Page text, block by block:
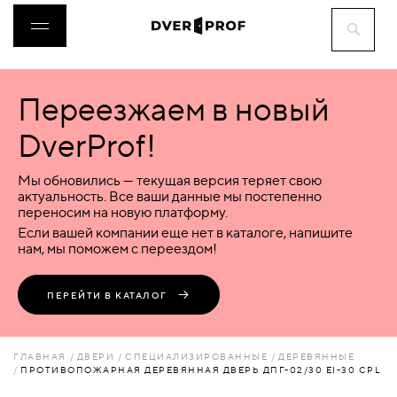
ДВЕРИ
ФУРНИТУРА
ВОРОТА
ПЕРЕГОРОДКИ
Переезжаем в новый
DverProf!
Мы обновились — текущая версия теряет свою
актуальность. Все ваши данные мы постепенно
переносим на новую платформу.
Если вашей компании еще нет в каталоге, напишите
нам, мы поможем с переездом!
ПЕРЕЙТИ В КАТАЛОГ
ГЛАВНАЯ ДВЕРИ СПЕЦИАЛИЗИРОВАННЫЕ
ДЕРЕВЯННЫЕ
ПРОТИВОПОЖАРНАЯ ДЕРЕВЯННАЯ ДВЕРЬ ДПГ-02/30 EI-30 CPL